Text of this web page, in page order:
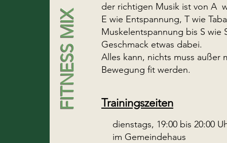
FITNESS MIX
der richtigen Musik ist von A
E wie Entspannung, T wie
Muskelentspannung bis S wie
Geschmack etwas dabei.
Alles kann, nichts muss außer
Bewegung fit werden.
Trainingszeiten
dienstags, 19:00 bis 20:00
im Gemeindehaus